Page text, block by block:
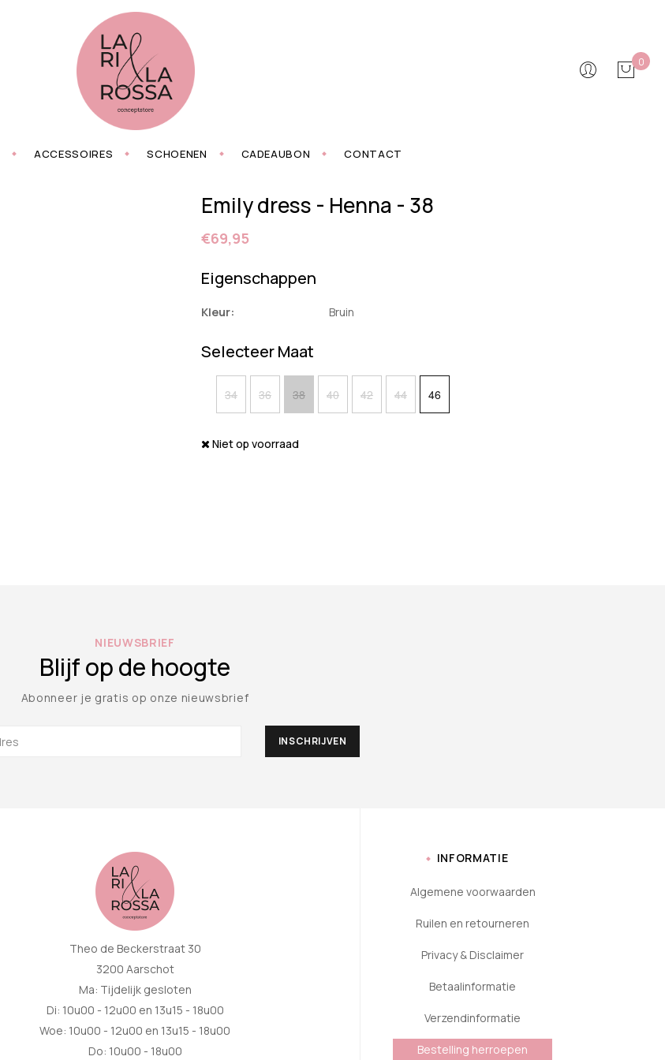
0
ACCESSOIRES SCHOENEN CADEAUBON CONTACT
Emily dress - Henna - 38
€69,95
Eigenschappen
Kleur: Bruin
Selecteer Maat
34 36 38 40 42 44 46
Niet op voorraad
NIEUWSBRIEF
Blijf op de hoogte
Abonneer je gratis op onze nieuwsbrief
Theo de Beckerstraat 30
3200 Aarschot
Ma: Tijdelijk gesloten
Di: 10u00 - 12u00 en 13u15 - 18u00
Woe: 10u00 - 12u00 en 13u15 - 18u00
Do: 10u00 - 18u00
INFORMATIE
Algemene voorwaarden
Ruilen en retourneren
Privacy & Disclaimer
Betaalinformatie
Verzendinformatie
Bestelling herroepen